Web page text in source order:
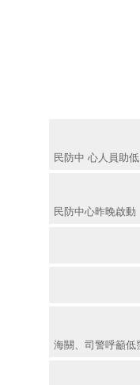
民防中 心人員助
民防中心昨晚啟動
海關、司警呼籲低